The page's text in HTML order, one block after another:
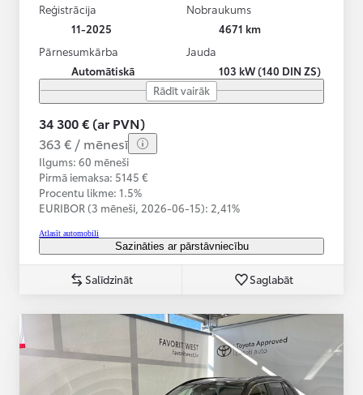
Reģistrācija
11-2025
Nobraukums
4671 km
Pārnesumkārba
Automātiskā
Jauda
103 kW (140 DIN ZS)
Rādīt vairāk
34 300 € (ar PVN)
363 € / mēnesī
Ilgums: 60 mēneši
Pirmā iemaksa: 5145 €
Procentu likme: 1.5%
EURIBOR (3 mēneši, 2026-06-15): 2,41%
Atlasīt automobili
Sazināties ar pārstāvniecību
Salīdzināt Saglabāt